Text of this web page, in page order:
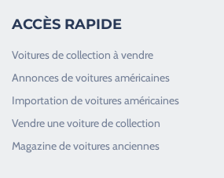
ACCÈS RAPIDE
Voitures de collection à vendre
Annonces de voitures américaines
Importation de voitures américaines
Vendre une voiture de collection
Magazine de voitures anciennes